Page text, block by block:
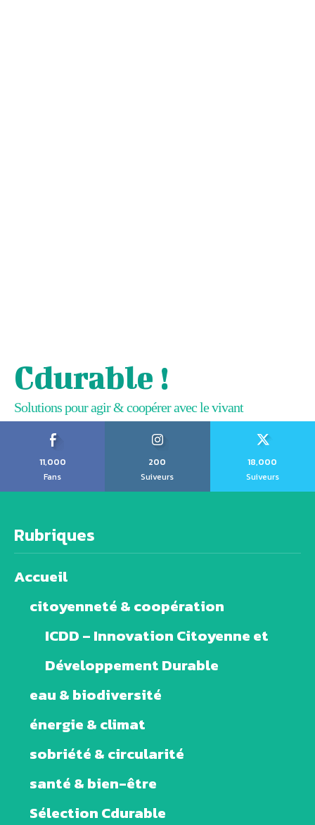
Cdurable !
Solutions pour agir & coopérer avec le vivant
11,000
Fans
200
Suiveurs
18,000
Suiveurs
Rubriques
Accueil
citoyenneté & coopération
ICDD – Innovation Citoyenne et
Développement Durable
eau & biodiversité
énergie & climat
sobriété & circularité
santé & bien-être
Sélection Cdurable